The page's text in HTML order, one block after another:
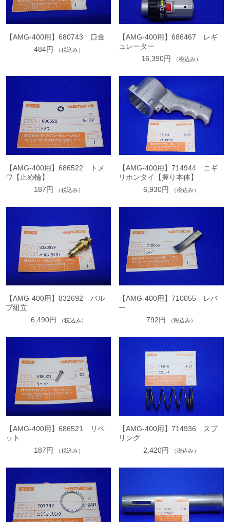
【AMG-400用】680743 口金
484円
（税込み）
【AMG-400用】686467 レギ
ュレーター
16,390円
（税込み）
【AMG-400用】686522 トメ
ワ【止め輪】
187円
（税込み）
【AMG-400用】714944 ニギ
リホンタイ【握り本体】
6,930円
（税込み）
【AMG-400用】832692 バル
ブ組立
6,490円
（税込み）
【AMG-400用】710055 レバ
ー
792円
（税込み）
【AMG-400用】686521 リベ
ット
187円
（税込み）
【AMG-400用】714936 スプ
リング
2,420円
（税込み）